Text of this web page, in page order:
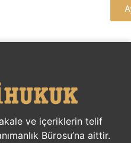
ve içeriklerin telif
Bürosu’na aittir.